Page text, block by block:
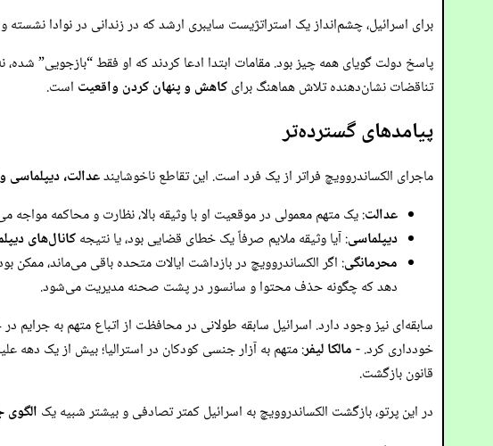
برای اسرائیل، چشم‌انداز یک استراتژیست سایبری ارشد که در زندانی در نوادا
پاسخ دولت گویای همه چیز بود. مقامات ابتدا ادعا کردند که او فقط “بازجویی”
تناقضات نشان‌دهنده تلاش هماهنگ برایکاهش و پنهان کردن واقعیت است.
پیامدهای گسترده‌تر
ماجرای الکساندروویچ فراتر از یک فرد است. این تقاطع ناخوشایندعدالت، دیپلماسی
عدالت: یک متهم معمولی در موقعیت او با وثیقه بالا، نظارت و محاکمه
دیپلماسی: آیا وثیقه ملایم صرفاً یک خطای قضایی بود، یا نتیجهکانال‌های
محرمانگی: اگر الکساندروویچ در بازداشت ایالات متحده باقی می‌ماند،
دهد که چگونه حذف محتوا و سانسور در پشت صحنه مدیریت می‌شود.
سابقه‌ای نیز وجود دارد. اسرائیل سابقه طولانی در محافظت از اتباع متهم به جرایم
خودداری کرد. -مالکا لیفر: متهم به آزار جنسی کودکان در استرالیا؛ بیش از یک دهه
قانون بازگشت.
در این پرتو، بازگشت الکساندروویچ به اسرائیل کمتر تصادفی و بیشتر شبیه یک الگوی